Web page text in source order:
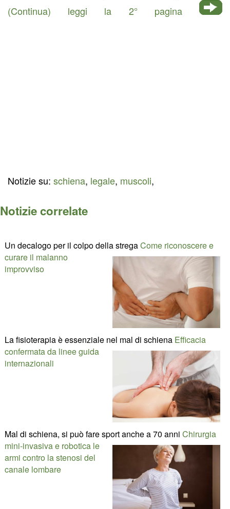
(Continua) leggi la 2° pagina
Notizie su: schiena, legale, muscoli,
Notizie correlate
Un decalogo per il colpo della stregaCome riconoscere e
curare il malanno
improvviso
La fisioterapia è essenziale nel mal di schiena Efficacia
confermata da linee guida
internazionali
Mal di schiena, si può fare sport anche a 70 anni Chirurgia
mini-invasiva e robotica le
armi contro la stenosi del
canale lombare